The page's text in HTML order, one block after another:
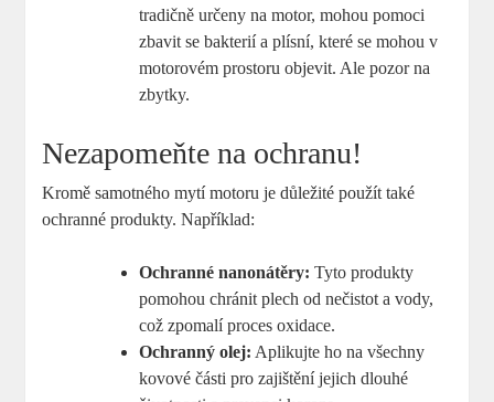
tradičně určeny na motor, mohou pomoci
zbavit se bakterií a plísní, které se mohou v
motorovém prostoru objevit. Ale pozor na
zbytky.
Nezapomeňte na ochranu!
Kromě samotného mytí motoru je důležité použít také
ochranné produkty. Například:
Ochranné nanonátěry: Tyto produkty
pomohou chránit plech od nečistot a vody,
což zpomalí proces oxidace.
Ochranný olej: Aplikujte ho na všechny
kovové části pro zajištění jejich dlouhé